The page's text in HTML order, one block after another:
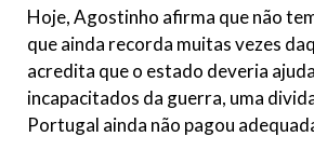
Hoje, Agostinho afirma que não
que ainda recorda muitas vezes
acredita que o estado deveria
incapacitados da guerra, uma
Portugal ainda não pagou